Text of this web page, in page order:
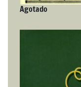
Agotado